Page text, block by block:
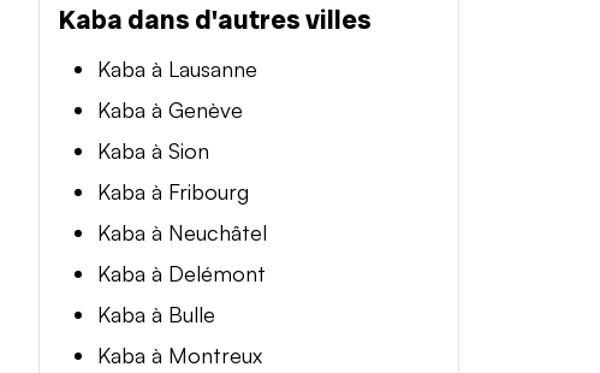
Kaba dans d'autres villes
Kaba à Lausanne
Kaba à Genève
Kaba à Sion
Kaba à Fribourg
Kaba à Neuchâtel
Kaba à Delémont
Kaba à Bulle
Kaba à Montreux